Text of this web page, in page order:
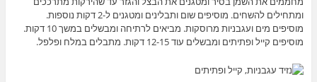
ומתחילים להשחים. מוסיפים שום ותבלינים ומטגנים ל-2 דקות נוספות.
מוסיפים מים ועגבניות מרוסקות. מביאים לרתיחה ומבשלים במשך 10 דקות.
מוסיפים קייל ופתיתים ומבשלים עוד 12-15 דקות. מתבלים במלח ופלפל.